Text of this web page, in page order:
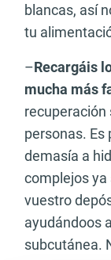
blancas, así
tu
–Recargáis
mucha más
recuperación
personas. Es
demasía a
complejos ya
vuestro
ayudándoos
subcutánea.